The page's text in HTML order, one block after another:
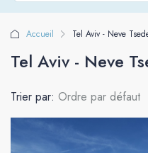
Accueil Tel Aviv - Neve
Tel Aviv - Neve
Trier par: Ordre par défaut